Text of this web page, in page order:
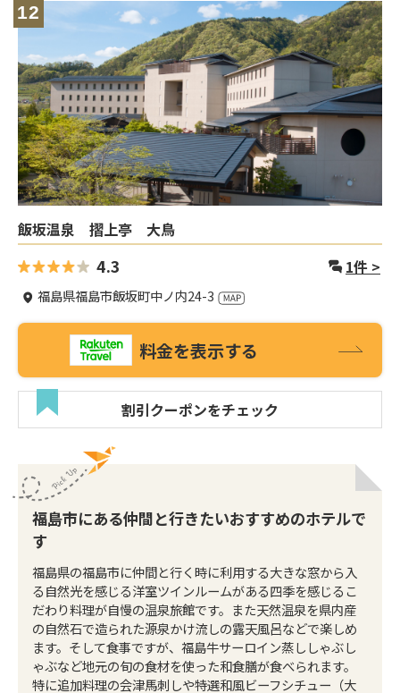
12
飯坂温泉 摺上亭 大鳥
4.3 1件 >
福島県福島市飯坂町中ノ内24-3
料金を表示する
割引クーポンをチェック
福島市にある仲間と行きたいおすすめのホテルで
す
福島県の福島市に仲間と行く時に利用する大きな窓から入
る自然光を感じる洋室ツインルームがある四季を感じるこ
だわり料理が自慢の温泉旅館です。また天然温泉を県内産
の自然石で造られた源泉かけ流しの露天風呂などで楽しめ
ます。そして食事ですが、福島牛サーロイン蒸ししゃぶし
ゃぶなど地元の旬の食材を使った和食膳が食べられます。
特に追加料理の会津馬刺しや特選和風ビーフシチュー（大